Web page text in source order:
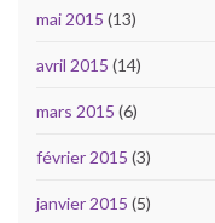
mai 2015 (13)
avril 2015 (14)
mars 2015 (6)
février 2015 (3)
janvier 2015 (5)